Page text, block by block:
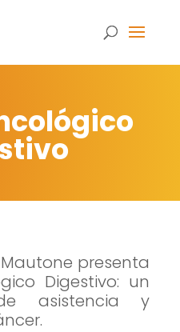
Mautone presenta
Digestivo: un
asistencia y
Necesarias